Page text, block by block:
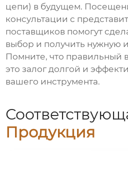
цепи) в будущем.
консультации с
поставщиков помогут
выбор и получить нужную
Помните, что правильный
это залог долгой и
вашего инструмента.
Продукция